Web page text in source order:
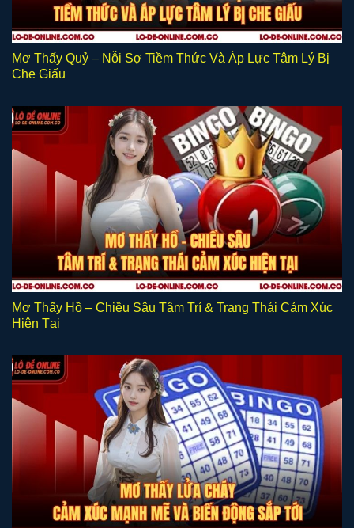
Mơ Thấy Quỷ – Nỗi Sợ Tiềm Thức Và Áp Lực Tâm Lý Bị
Che Giấu
Mơ Thấy Hồ – Chiều Sâu Tâm Trí & Trạng Thái Cảm Xúc
Hiện Tại